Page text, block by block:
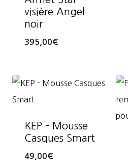
visière Angel
noir
395,00€
KEP – Mousse
Casques Smart
49,00€